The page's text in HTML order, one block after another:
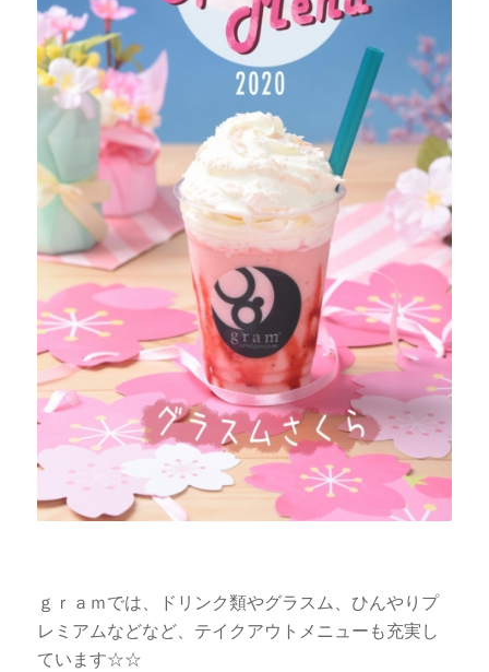
ｇｒａｍでは、ドリンク類やグラスム、ひんやりプ
レミアムなどなど、テイクアウトメニューも充実し
ています☆☆